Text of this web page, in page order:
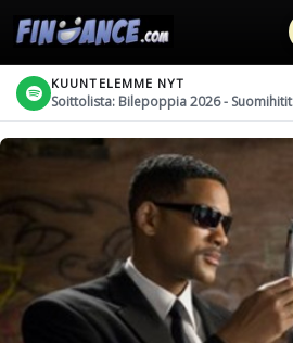
KUUNTELEMME NYT
Soittolista: Bilepoppia 2026 - Suomihitit